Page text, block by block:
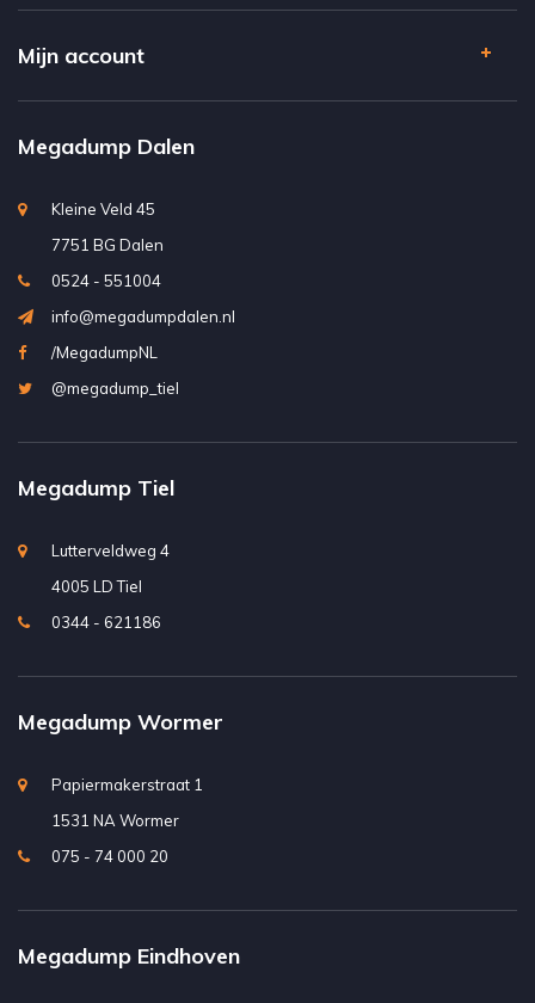
Mijn account
Megadump Dalen
Kleine Veld 45
7751 BG Dalen
0524 - 551004
info@megadumpdalen.nl
/MegadumpNL
@megadump_tiel
Megadump Tiel
Lutterveldweg 4
4005 LD Tiel
0344 - 621186
Megadump Wormer
Papiermakerstraat 1
1531 NA Wormer
075 - 74 000 20
Megadump Eindhoven